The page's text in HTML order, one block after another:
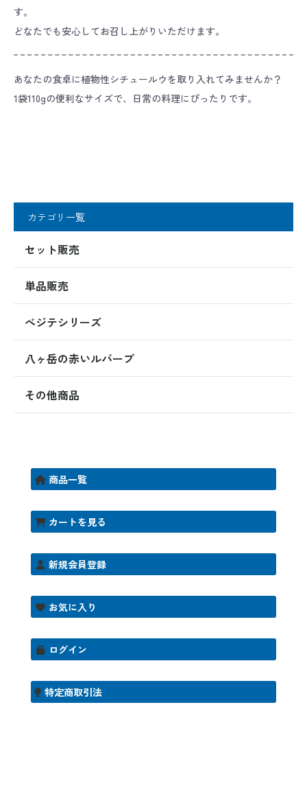
す。
どなたでも安心してお召し上がりいただけます。
あなたの食卓に植物性シチュールウを取り入れてみませんか？
1袋110gの便利なサイズで、日常の料理にぴったりです。
カテゴリ一覧
セット販売
単品販売
べジテシリーズ
八ヶ岳の赤いルバーブ
その他商品
商品一覧
カートを見る
新規会員登録
お気に入り
ログイン
特定商取引法